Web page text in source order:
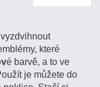
které
é barvě, a to ve
je můžete do